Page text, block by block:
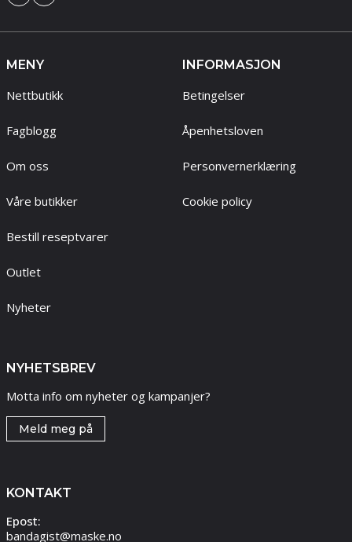
MENY
Nettbutikk
Fagblogg
Om oss
Våre butikker
Bestill reseptvarer
Outlet
Nyheter
INFORMASJON
Betingelser
Åpenhetsloven
Personvernerklæring
Cookie policy
NYHETSBREV
Motta info om nyheter og kampanjer?
Meld meg på
KONTAKT
Epost:
bandagist@maske.no